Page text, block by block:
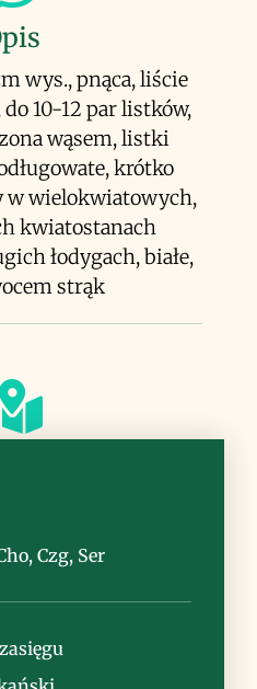
wys., pnąca, liście
10-12 par listków,
wąsem, listki
krótko
w wielokwiatowych,
kwiatostanach
łodygach, białe,
strąk
Czg, Ser